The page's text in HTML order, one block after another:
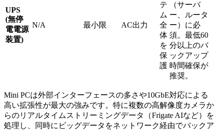
UPS
(無停
電電源
装置)
N/A 最小限 AC出力
テ
ム
全
体
を
保
護
（サーバ
ー、ルータ
ー）に必
須。最低60
分以上のバ
ックアップ
時間確保が
推奨。
Mini PCは外部インターフェースの多さや10GbE対応による
高い拡張性が最大の強みです。特に複数の高解像度カメラか
らのリアルタイムストリーミングデータ（Frigate AIなど）を
処理し、同時にビッグデータをネットワーク経由でバックア